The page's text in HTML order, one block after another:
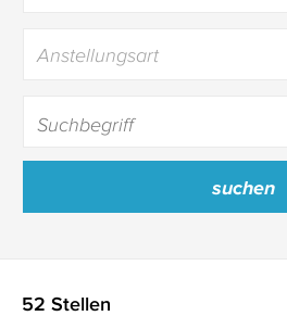
Anstellungsart
52 Stellen